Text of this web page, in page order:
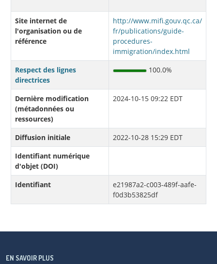
Site internet de
l'organisation ou de
référence
http://www.mifi.gouv.qc.ca/
fr/publications/guide-
procedures-
immigration/index.html
Respect des lignes
directrices
100.0%
Dernière modification
(métadonnées ou
ressources)
2024-10-15 09:22 EDT
Diffusion initiale
2022-10-28 15:29 EDT
Identifiant numérique
d'objet (DOI)
Identifiant
e21987a2-c003-489f-aafe-
f0d3b53825df
EN SAVOIR PLUS